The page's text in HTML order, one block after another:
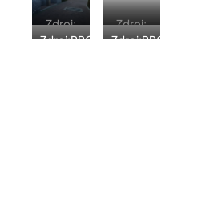
Zdroj:
PROSTELLPLATZ
Zdroj:
PROSTELLPLATZ
Zdroj:PROSTELLPLATZZdroj:PROSTELLPLATZ